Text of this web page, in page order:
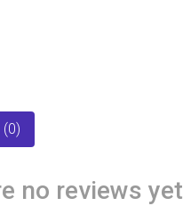
no reviews yet